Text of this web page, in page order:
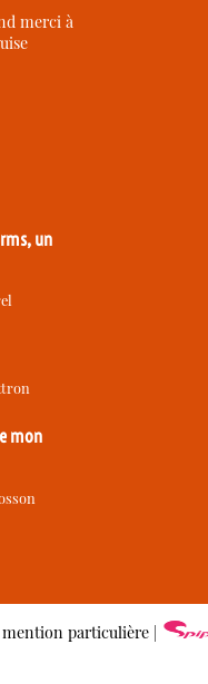
merci à
un
mon
mention particulière |